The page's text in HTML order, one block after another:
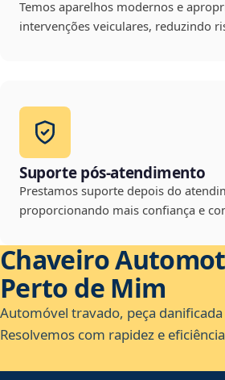
Temos aparelhos modernos e
intervenções veiculares, reduzindo
Suporte pós-atendimento
Prestamos suporte depois do
proporcionando mais confiança e
Chaveiro
Perto de Mim
Automóvel travado, peça
Resolvemos com rapidez e